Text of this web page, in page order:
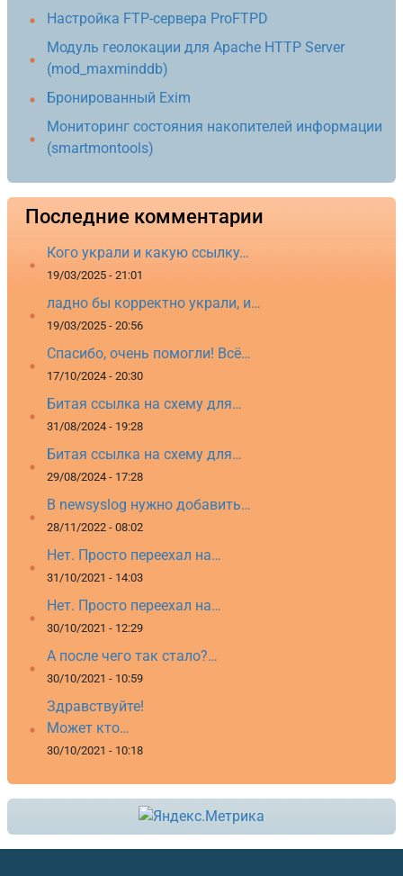
Настройка FTP-сервера ProFTPD
Модуль геолокации для Apache HTTP Server
(mod_maxminddb)
Бронированный Exim
Мониторинг состояния накопителей информации
(smartmontools)
Последние комментарии
Кого украли и какую ссылку…
19/03/2025 - 21:01
ладно бы корректно украли, и…
19/03/2025 - 20:56
Спасибо, очень помогли! Всё…
17/10/2024 - 20:30
Битая ссылка на схему для…
31/08/2024 - 19:28
Битая ссылка на схему для…
29/08/2024 - 17:28
В newsyslog нужно добавить…
28/11/2022 - 08:02
Нет. Просто переехал на…
31/10/2021 - 14:03
Нет. Просто переехал на…
30/10/2021 - 12:29
А после чего так стало?…
30/10/2021 - 10:59
Здравствуйте!
Может кто…
30/10/2021 - 10:18